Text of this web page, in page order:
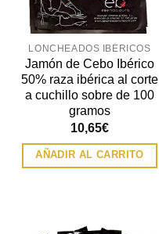
LONCHEADOS IBÉRICOS
Jamón de Cebo Ibérico
50% raza ibérica al corte
a cuchillo sobre de 100
gramos
10,65€
AÑADIR AL CARRITO